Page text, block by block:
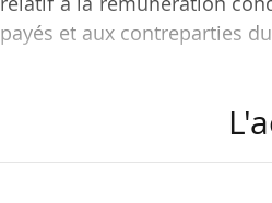
payés et aux contreparties
syndicales représentatives